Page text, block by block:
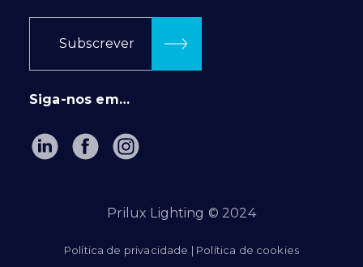
Subscrever
Siga-nos em…
Prilux Lighting © 2024
Política de privacidade | Política de cookies